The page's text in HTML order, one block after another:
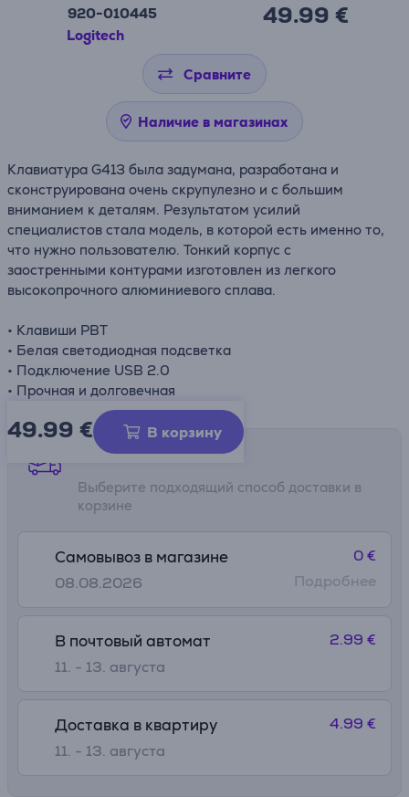
920-010445
Logitech
49.99 €
Сравните
Наличие в магазинах
Клавиатура G413 была задумана, разработана и
сконструирована очень скрупулезно и с большим
вниманием к деталям. Результатом усилий
специалистов стала модель, в которой есть именно то,
что нужно пользователю. Тонкий корпус с
заостренными контурами изготовлен из легкого
высокопрочного алюминиевого сплава.
• Клавиши PBT
• Белая светодиодная подсветка
• Подключение USB 2.0
• Прочная и долговечная
49.99 € В корзину
Способы доставки
Выберите подходящий способ доставки в
корзине
Самовывоз в магазине
08.08.2026
0 €
Подробнее
В почтовый автомат
11. - 13. августа
2.99 €
Доставка в квартиру
11. - 13. августа
4.99 €